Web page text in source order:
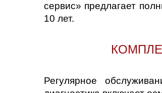
сервис» предлагает
10 лет.
Регулярное